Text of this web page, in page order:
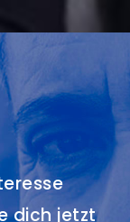
dich jetzt